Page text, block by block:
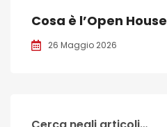
Cosa è l’Open House
26 Maggio 2026